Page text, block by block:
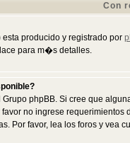
Con
producido y registrado por
para m�s detalles.
phpBB. Si cree que
no ingrese
Por favor, lea los foros y vea